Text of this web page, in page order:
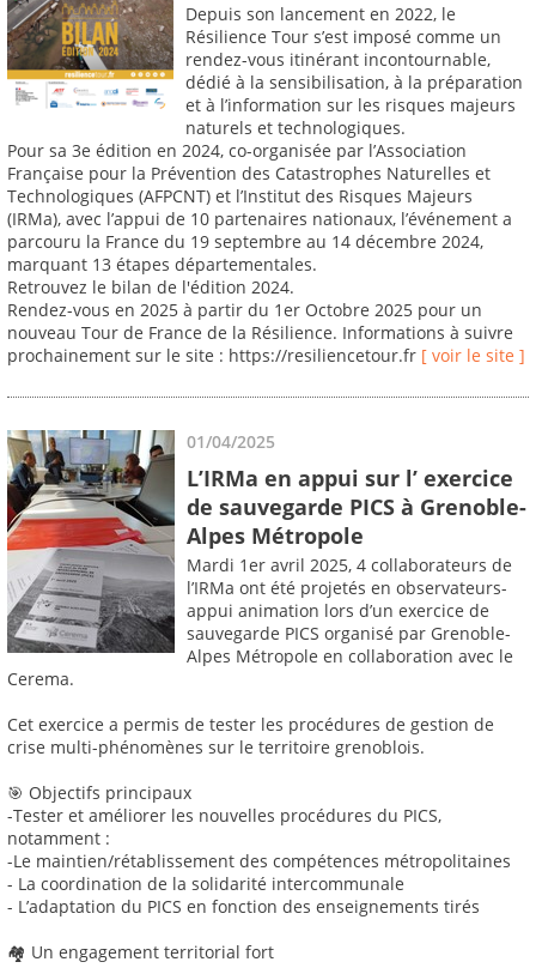
Depuis son lancement en 2022, le
Résilience Tour s’est imposé comme un
rendez-vous itinérant incontournable,
dédié à la sensibilisation, à la préparation
et à l’information sur les risques majeurs
naturels et technologiques.
Pour sa 3e édition en 2024, co-organisée par l’Association
Française pour la Prévention des Catastrophes Naturelles et
Technologiques (AFPCNT) et l’Institut des Risques Majeurs
(IRMa), avec l’appui de 10 partenaires nationaux, l’événement a
parcouru la France du 19 septembre au 14 décembre 2024,
marquant 13 étapes départementales.
Retrouvez le bilan de l'édition 2024.
Rendez-vous en 2025 à partir du 1er Octobre 2025 pour un
nouveau Tour de France de la Résilience. Informations à suivre
prochainement sur le site : https://resiliencetour.fr [ voir le site ]
01/04/2025
L’IRMa en appui sur l’ exercice
de sauvegarde PICS à Grenoble-
Alpes Métropole
Mardi 1er avril 2025, 4 collaborateurs de
l’IRMa ont été projetés en observateurs-
appui animation lors d’un exercice de
sauvegarde PICS organisé par Grenoble-
Alpes Métropole en collaboration avec le
Cerema.
Cet exercice a permis de tester les procédures de gestion de
crise multi-phénomènes sur le territoire grenoblois.
🎯 Objectifs principaux
-Tester et améliorer les nouvelles procédures du PICS,
notamment :
-Le maintien/rétablissement des compétences métropolitaines
- La coordination de la solidarité intercommunale
- L’adaptation du PICS en fonction des enseignements tirés
🏘 Un engagement territorial fort